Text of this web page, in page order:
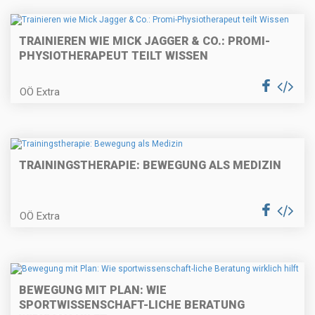
TRAINIEREN WIE MICK JAGGER & CO.: PROMI-
PHYSIOTHERAPEUT TEILT WISSEN
OÖ Extra
TRAININGSTHERAPIE: BEWEGUNG ALS MEDIZIN
OÖ Extra
BEWEGUNG MIT PLAN: WIE
SPORTWISSENSCHAFT-LICHE BERATUNG